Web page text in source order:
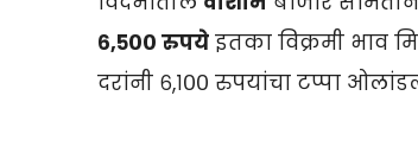
६,५०० रुपये इतका विक्रमी भाव
दरांनी ६,१०० रुपयांचा टप्पा